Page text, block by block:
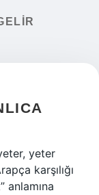
yeter
karşılığı
anlamına